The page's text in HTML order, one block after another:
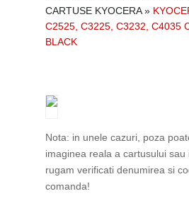
CARTUSE KYOCERA»
C2525, C3225, C3232, C4035
BLACK
Nota: in unele cazuri, poza
imaginea reala a cartusului sau
rugam verificati denumirea si
comanda!